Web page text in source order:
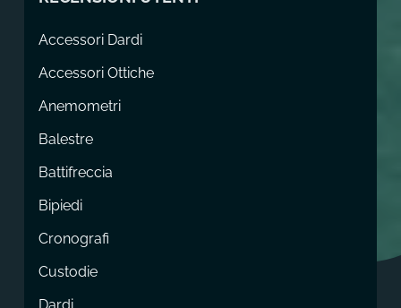
Accessori Dardi
Accessori Ottiche
Anemometri
Balestre
Battifreccia
Bipiedi
Cronografi
Custodie